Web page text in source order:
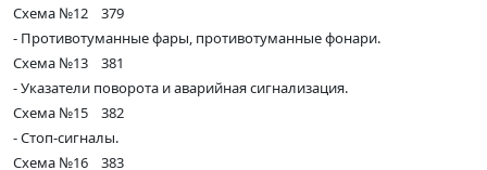
Схема №12 379
- Противотуманные фары, противотуманные фонари.
Схема №13 381
- Указатели поворота и аварийная сигнализация.
Схема №15 382
- Стоп-сигналы.
Схема №16 383